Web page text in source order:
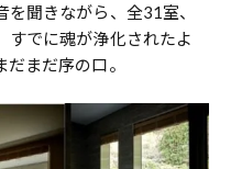
聞きながら、全31室、
すでに魂が浄化されたよ
まだ序の口。